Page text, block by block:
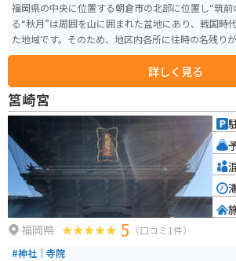
福岡県の中央に位置する朝倉市の北部に位置し“筑
る“秋月”は周囲を山に囲まれた盆地にあり、戦国時
た地域です。そのため、地区内各所に往時の名残り
ねて全国から年間50万人と言われるほど観光客が訪れます。 現在
は朝倉市立秋月中学校となっており、生徒が通う現
城下町秋月のシンボルとなっています。
詳しく見る
筥崎宮
福岡県 5 （口コミ1件）
#神社｜寺院